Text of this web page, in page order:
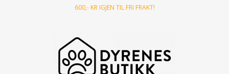
600,- KR IGJEN TIL FRI FRAKT!